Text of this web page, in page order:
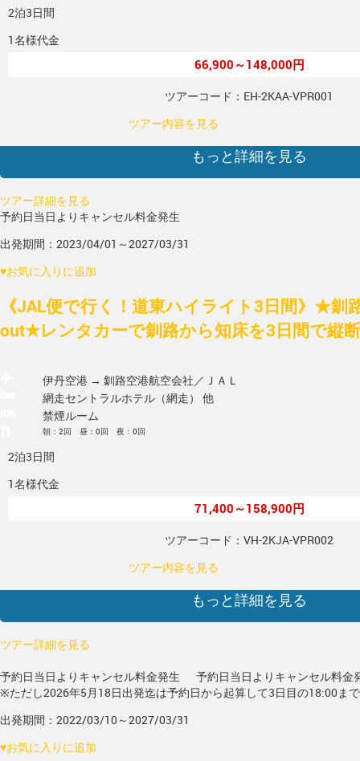
2泊3日間
1名様代金
66,900～148,000円
ツアーコード：EH-2KAA-VPR001
ツアー内容を見る
もっと詳細を見る
ツアー詳細を見る
予約日当日よりキャンセル料金発生
出発期間：2023/04/01～2027/03/31
♥お気に入りに追加
《JAL便で行く！道東ハイライト3日間》★釧
out★レンタカーで釧路から知床を3日間で縦
伊丹空港 → 釧路空港航空会社／ＪＡＬ
網走セントラルホテル（網走） 他
禁煙ルーム
朝：2回 昼：0回 夜：0回
2泊3日間
1名様代金
71,400～158,900円
ツアーコード：VH-2KJA-VPR002
ツアー内容を見る
もっと詳細を見る
ツアー詳細を見る
予約日当日よりキャンセル料金発生
予約日当日よりキャンセル料金
※ただし2026年5月18日出発迄は予約日から起算して3日目の18:00ま
出発期間：2022/03/10～2027/03/31
♥お気に入りに追加